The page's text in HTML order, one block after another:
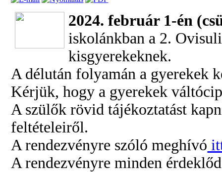
2024. február 1-én
iskolánkban a 2.
kisgyerekeknek.
A délután folyamán a gyerekek
Kérjük, hogy a gyerekek
A szülők rövid tájékoztatást
feltételeiről.
A rendezvényre szóló meghívó
A rendezvényre minden